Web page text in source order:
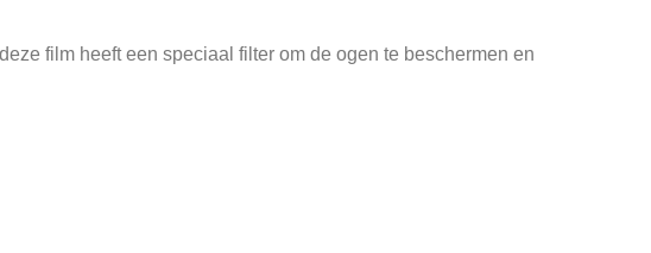
film heeft een speciaal filter om de ogen te beschermen en